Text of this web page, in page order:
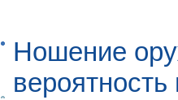
Ношение